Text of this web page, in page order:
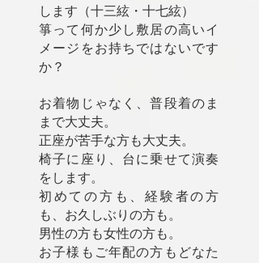
します（十三絃・十七絃）
箏って何か少し敷居の高いイ
メージをお持ちではないです
か？
お着物じゃなく、普段着のま
まで大丈夫。
正座が苦手な方も大丈夫。
椅子に座り、台に乗せて演奏
をします。
初めての方も、経験者の方
も、お久しぶりの方も。
男性の方も女性の方も。
お子様もご年配の方もどなた